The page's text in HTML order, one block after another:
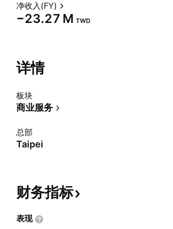
净收入(FY)
‪−23.27 M‬ TWD
详情
板块
商业服务
总部
Taipei
财务指标
表现